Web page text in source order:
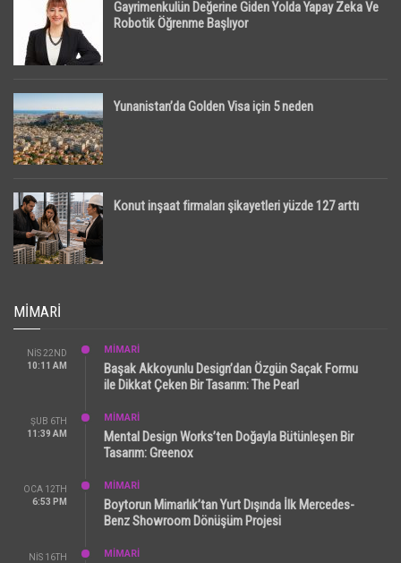
Gayrimenkulün Değerine Giden Yolda Yapay Zeka Ve
Robotik Öğrenme Başlıyor
Yunanistan’da Golden Visa için 5 neden
Konut inşaat firmaları şikayetleri yüzde 127 arttı
MIMARI
NIS 22ND
10:11 AM
MİMARİ
Başak Akkoyunlu Design’dan Özgün Saçak Formu
ile Dikkat Çeken Bir Tasarım: The Pearl
ŞUB 6TH
11:39 AM
MİMARİ
Mental Design Works’ten Doğayla Bütünleşen Bir
Tasarım: Greenox
OCA 12TH
6:53 PM
MİMARİ
Boytorun Mimarlık’tan Yurt Dışında İlk Mercedes-
Benz Showroom Dönüşüm Projesi
NIS 16TH
MİMARİ